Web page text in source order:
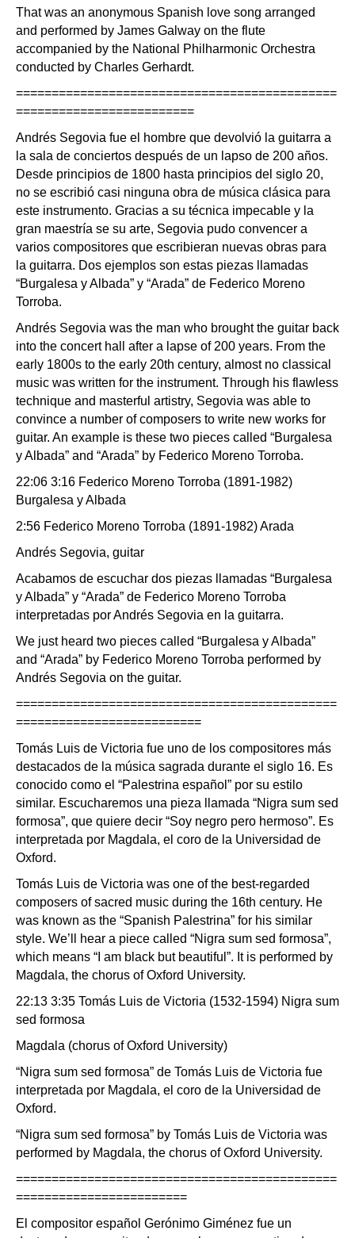
That was an anonymous Spanish love song arranged
and performed by James Galway on the flute
accompanied by the National Philharmonic Orchestra
conducted by Charles Gerhardt.
=============================================
=========================
Andrés Segovia fue el hombre que devolvió la guitarra a
la sala de conciertos después de un lapso de 200 años.
Desde principios de 1800 hasta principios del siglo 20,
no se escribió casi ninguna obra de música clásica para
este instrumento. Gracias a su técnica impecable y la
gran maestría se su arte, Segovia pudo convencer a
varios compositores que escribieran nuevas obras para
la guitarra. Dos ejemplos son estas piezas llamadas
“Burgalesa y Albada” y “Arada” de Federico Moreno
Torroba.
Andrés Segovia was the man who brought the guitar back
into the concert hall after a lapse of 200 years. From the
early 1800s to the early 20th century, almost no classical
music was written for the instrument. Through his flawless
technique and masterful artistry, Segovia was able to
convince a number of composers to write new works for
guitar. An example is these two pieces called “Burgalesa
y Albada” and “Arada” by Federico Moreno Torroba.
22:06 3:16 Federico Moreno Torroba (1891-1982)
Burgalesa y Albada
2:56 Federico Moreno Torroba (1891-1982) Arada
Andrés Segovia, guitar
Acabamos de escuchar dos piezas llamadas “Burgalesa
y Albada” y “Arada” de Federico Moreno Torroba
interpretadas por Andrés Segovia en la guitarra.
We just heard two pieces called “Burgalesa y Albada”
and “Arada” by Federico Moreno Torroba performed by
Andrés Segovia on the guitar.
=============================================
==========================
Tomás Luis de Victoria fue uno de los compositores más
destacados de la música sagrada durante el siglo 16. Es
conocido como el “Palestrina español” por su estilo
similar. Escucharemos una pieza llamada “Nigra sum sed
formosa”, que quiere decir “Soy negro pero hermoso”. Es
interpretada por Magdala, el coro de la Universidad de
Oxford.
Tomás Luis de Victoria was one of the best-regarded
composers of sacred music during the 16th century. He
was known as the “Spanish Palestrina” for his similar
style. We’ll hear a piece called “Nigra sum sed formosa”,
which means “I am black but beautiful”. It is performed by
Magdala, the chorus of Oxford University.
22:13 3:35 Tomás Luis de Victoria (1532-1594) Nigra sum
sed formosa
Magdala (chorus of Oxford University)
“Nigra sum sed formosa” de Tomás Luis de Victoria fue
interpretada por Magdala, el coro de la Universidad de
Oxford.
“Nigra sum sed formosa” by Tomás Luis de Victoria was
performed by Magdala, the chorus of Oxford University.
=============================================
========================
El compositor español Gerónimo Giménez fue un